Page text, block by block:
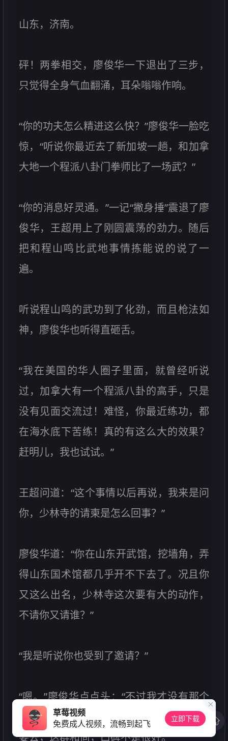
山东，济南。
砰！两拳相交，廖俊华一下退出了三步，
只觉得全身气血翻涌，耳朵嗡嗡作响。
“你的功夫怎么精进这么快？”廖俊华一脸吃
惊，“听说你最近去了新加坡一趟，和加拿
大地一个程派八卦门拳师比了一场武？”
“你的消息好灵通。”一记“撇身捶”震退了廖
俊华，王超用上了刚圆震荡的劲力。随后
把和程山鸣比武地事情拣能说的说了一
遍。
听说程山鸣的武功到了化劲，而且枪法如
神，廖俊华也听得直砸舌。
“我在美国的华人圈子里面，就曾经听说
过，加拿大有一个程派八卦的高手，只是
没有见面交流过！难怪，你最近练功，都
在海水底下苦练！真的有这么大的效果？
赶明儿，我也试试。”
王超问道：“这个事情以后再说，我来是问
你，少林寺的请柬是怎么回事？”
廖俊华道：“你在山东开武馆，挖墙角，弄
得山东国术馆都几乎开不下去了。况且你
又这么出名，少林寺这次要有大的动作，
不请你又请谁？”
“我是听说你也受到了邀请？”
“嗯。”廖俊华点点头：“不过我才没有那个
闲心去和那帮和尚交流什么，我劝你也不
要去，这群和尚，口碑不是很好。”
草莓视频
免费成人视频，流畅到起飞
立即下载